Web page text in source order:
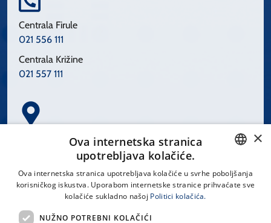
Centrala Firule
021 556 111
Centrala Križine
021 557 111
Spinčićeva 1, 21000 Split
CROATIAN
×
Ova internetska stranica
upotrebljava kolačiće.
Ova internetska stranica upotrebljava kolačiće u svrhe poboljšanja
korisničkog iskustva. Uporabom internetske stranice prihvaćate sve
kolačiće sukladno našoj Politici kolačića.
NUŽNO POTREBNI KOLAČIĆI